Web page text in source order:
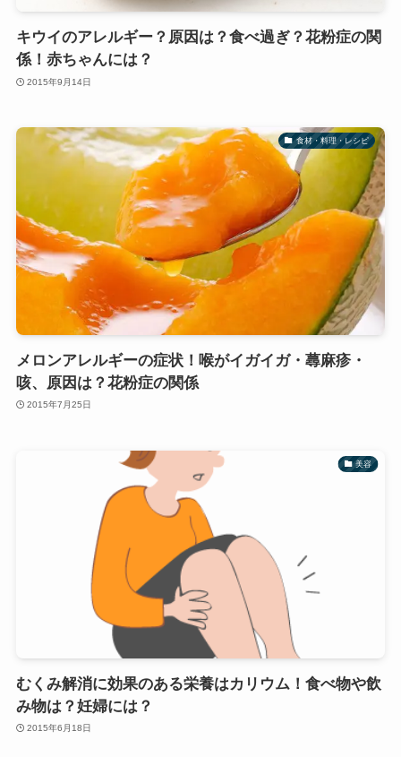
キウイのアレルギー？原因は？食べ過ぎ？花粉症の関
係！赤ちゃんには？
2015年9月14日
食材・料理・レシピ
メロンアレルギーの症状！喉がイガイガ・蕁麻疹・
咳、原因は？花粉症の関係
2015年7月25日
美容
むくみ解消に効果のある栄養はカリウム！食べ物や飲
み物は？妊婦には？
2015年6月18日